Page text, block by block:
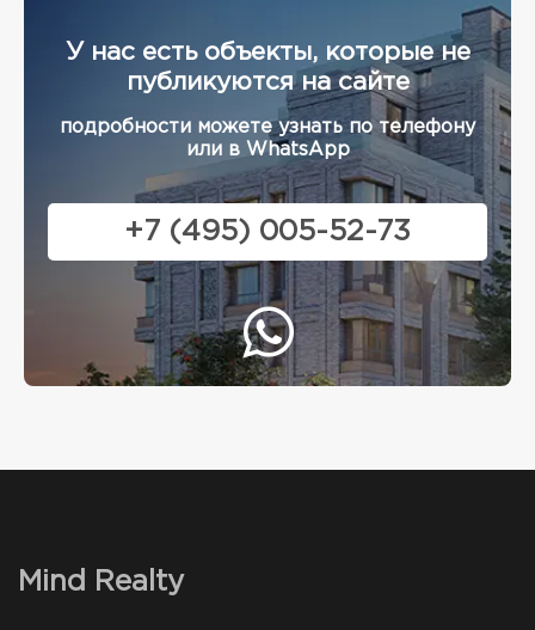
У нас есть объекты, которые не
публикуются на сайте
подробности можете узнать по телефону
или в WhatsApp
+7 (495) 005-52-73
Mind Realty